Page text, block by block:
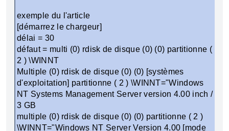
exemple du l'article
[démarrez le chargeur]
délai = 30
défaut = multi (0) rdisk de disque (0) (0) partitionne (
2 ) \WINNT
Multiple (0) rdisk de disque (0) (0) [systèmes
d'exploitation] partitionne ( 2 ) \WINNT="Windows
NT Systems Management Server version 4.00 inch /
3 GB
multiple (0) rdisk de disque (0) (0) partitionne ( 2 )
\WINNT="Windows NT Server Version 4.00 [mode